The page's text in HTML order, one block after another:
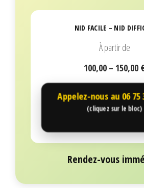
NID FACILE – NID
À partir de
100,00 – 150,00
Appelez-nous au06 75
(cliquez sur le bloc)
Rendez-vous